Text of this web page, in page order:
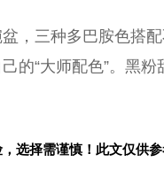
，三种多巴胺色搭
的“大师配色”。黑
选择需谨慎！此文仅供参